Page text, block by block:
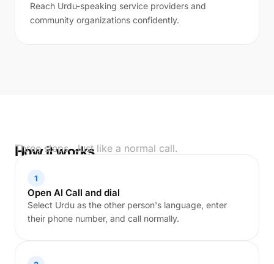
Reach Urdu-speaking service providers and
community organizations confidently.
How it works
Three steps. Just like a normal call.
1
Open AI Call and dial
Select Urdu as the other person's language, enter
their phone number, and call normally.